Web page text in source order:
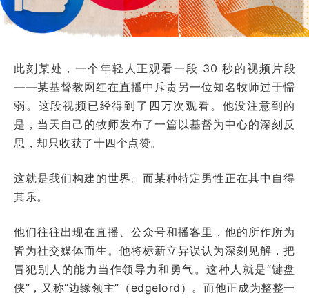
此刻某处，一个年轻人正观看一段 30 秒的视频片段
——某基督教网红在直播中斥责另一位知名牧师过于懦
弱。这段视频已经得到了四万次观看。他没注意到的
是，当天自己的牧师发布了一篇以基督为中心的深刻反
思，却只收获了十四个点赞。
这就是我们构建的世界。而某种特定男性正在其中自得
其乐。
他们往往出现在直播、公众号和播客里，他的所作所为
皆为社交媒体而生。他将标新立异误认为深刻见解，把
冒犯别人的能力当作领导力和勇气。这种人就是“键盘
侠”，又称“边缘领主”（edgelord）。而他正成为整整一